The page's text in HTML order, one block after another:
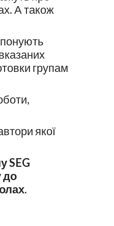
А також
групам
якої
SEG
до